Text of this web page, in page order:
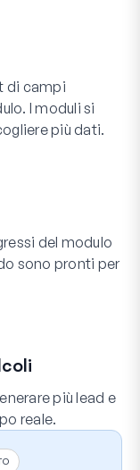
di campi
I moduli si
più dati.
del modulo
sono pronti per
più lead e
reale.